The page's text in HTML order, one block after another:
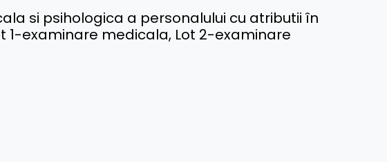
si psihologica a personalului cu atributii în
1-examinare medicala, Lot 2-examinare